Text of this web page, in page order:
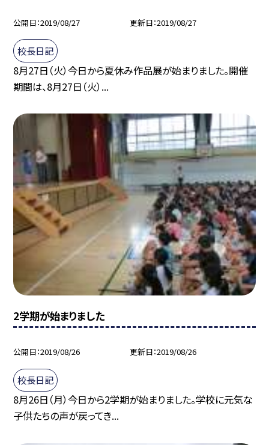
公開日 2019/08/27 更新日 2019/08/27
校長日記
8月27日（火）今日から夏休み作品展が始まりました。開催
期間は、8月27日（火）...
2学期が始まりました
公開日 2019/08/26 更新日 2019/08/26
校長日記
8月26日（月）今日から2学期が始まりました。学校に元気な
子供たちの声が戻ってき...